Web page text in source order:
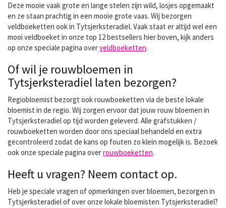
Deze mooie vaak grote en lange stelen zijn wild, losjes opgemaakt
en ze staan prachtig in een mooie grote vaas. Wij bezorgen
veldboeketten ook in Tytsjerksteradiel. Vaak staat er altijd wel een
mooi veldboeket in onze top 12 bestsellers hier boven, kijk anders
op onze speciale pagina overveldboeketten.
Of wil je rouwbloemen in
Tytsjerksteradiel laten bezorgen?
Regiobloemist bezorgt ook rouwboeketten via de beste lokale
bloemist in de regio. Wij zorgen ervoor dat jouw rouw bloemen in
Tytsjerksteradiel op tijd worden geleverd. Alle grafstukken /
rouwboeketten worden door ons speciaal behandeld en extra
gecontroleerd zodat de kans op fouten zo klein mogelijk is. Bezoek
ook onze speciale pagina overrouwboeketten.
Heeft u vragen? Neem contact op.
Heb je speciale vragen of opmerkingen over bloemen, bezorgen in
Tytsjerksteradiel of over onze lokale bloemisten Tytsjerksteradiel?